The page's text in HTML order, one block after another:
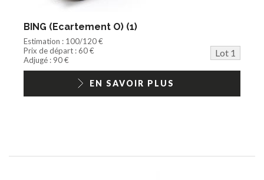
Playmobil/Lego
Barbie/Big Jim
Jouets Fast Food
Trading cards
1/18ème moderne
BING (Ecartement O) (1)
Estimation : 100/120 €
Prix de départ : 60 €
Lot 1
Adjugé : 90 €
EN SAVOIR PLUS